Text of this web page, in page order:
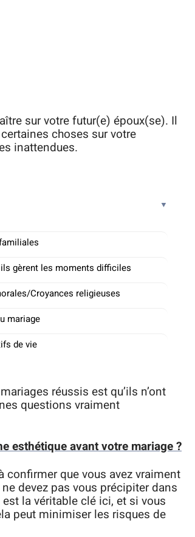
sur votre futur(e) époux(se). Il
choses sur votre
inattendues.
gèrent les moments difficiles
Croyances religieuses
mariage
de vie
réussis est qu’ils n’ont
questions vraiment
esthétique avant votre mariage ?
confirmer que vous avez vraiment
devez pas vous précipiter dans
la véritable clé ici, et si vous
peut minimiser les risques de